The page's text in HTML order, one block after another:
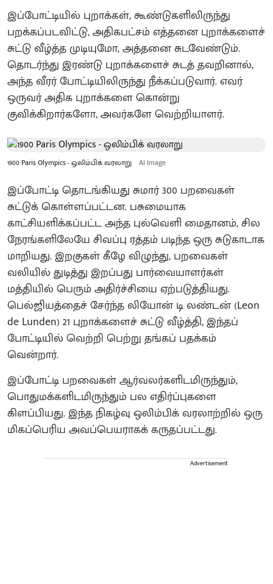
இப்போட்டியில் புறாக்கள், கூண்டுகளிலிருந்து
பறக்கப்படவிட்டு, அதிகபட்சம் எத்தனை புறாக்களைச்
சுட்டு வீழ்த்த முடியுமோ, அத்தனை சுடவேண்டும்.
தொடர்ந்து இரண்டு புறாக்களைச் சுடத் தவறினால்,
அந்த வீரர் போட்டியிலிருந்து நீக்கப்படுவார். எவர்
ஒருவர் அதிக புறாக்களை கொன்று
குவிக்கிறார்களோ, அவர்களே வெற்றியாளர்.
1900 Paris Olympics - ஒலிம்பிக் வரலாறு AI Image
இப்போட்டி தொடங்கியது சுமார் 300 பறவைகள்
சுட்டுக் கொள்ளப்பட்டன. பசுமையாக
காட்சியளிக்கப்பட்ட அந்த புல்வெளி மைதானம், சில
நேரங்களிலேயே சிவப்பு ரத்தம் படிந்த ஒரு சுடுகாடாக
மாறியது. இறகுகள் கீழே விழுந்து, பறவைகள்
வலியில் துடித்து இறப்பது பார்வையாளர்கள்
மத்தியில் பெரும் அதிர்ச்சியை ஏற்படுத்தியது.
பெல்ஜியத்தைச் சேர்ந்த லியோன் டி லண்டன் (Leon
de Lunden) 21 புறாக்களைச் சுட்டு வீழ்த்தி, இந்தப்
போட்டியில் வெற்றி பெற்று தங்கப் பதக்கம்
வென்றார்.
இப்போட்டி பறவைகள் ஆர்வலர்களிடமிருந்தும்,
பொதுமக்களிடமிருந்தும் பல எதிர்ப்புகளை
கிளப்பியது. இந்த நிகழ்வு ஒலிம்பிக் வரலாற்றில் ஒரு
மிகப்பெரிய அவப்பெயராகக் கருதப்பட்டது.
Advertisement